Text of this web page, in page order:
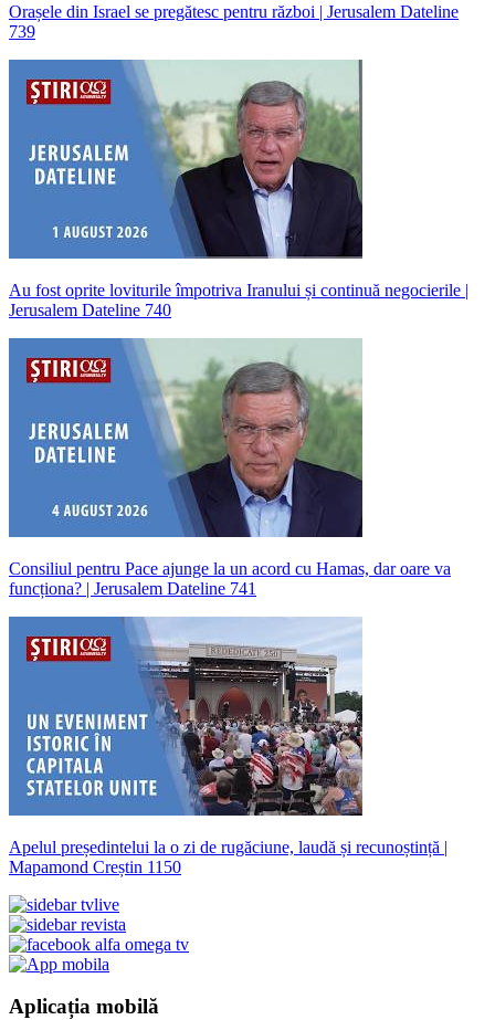
Orașele din Israel se pregătesc pentru război | Jerusalem Dateline
739
Au fost oprite loviturile împotriva Iranului și continuă negocierile |
Jerusalem Dateline 740
Consiliul pentru Pace ajunge la un acord cu Hamas, dar oare va
funcționa? | Jerusalem Dateline 741
Apelul președintelui la o zi de rugăciune, laudă și recunoștință |
Mapamond Creștin 1150
Aplicația mobilă